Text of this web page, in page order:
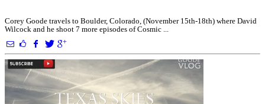
Corey Goode travels to Boulder, Colorado, (November 15th-18th) where David
Wilcock and he shoot 7 more episodes of Cosmic ...